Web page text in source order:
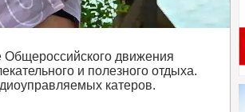
движения
и полезного отдыха.
катеров.